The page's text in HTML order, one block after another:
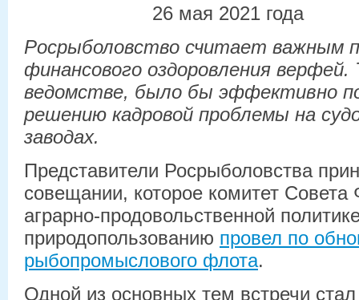
26 мая 2021 года
Росрыболовство считает важным
финансового оздоровления
ведомстве, было бы эффективно
решению кадровой проблемы на
заводах.
Представители Росрыболовства
совещании, которое комитет Совета
аграрно-продовольственной
природопользованию провел по
рыбопромыслового флота.
Одной из основных тем встречи